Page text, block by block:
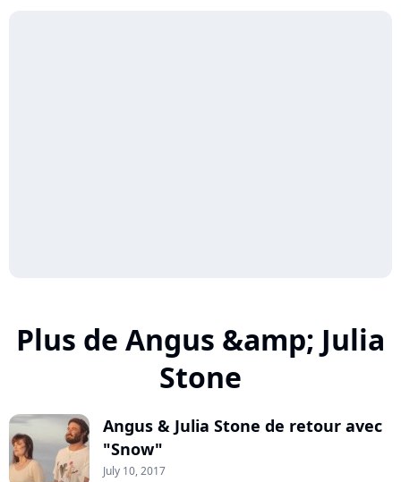
Plus de Angus &amp; Julia
Stone
Angus & Julia Stone de retour avec
"Snow"
July 10, 2017